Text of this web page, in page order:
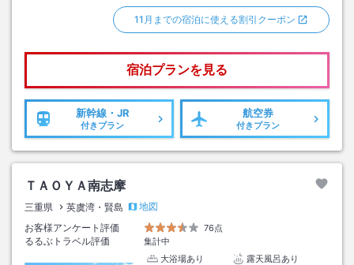
11月までの宿泊に使える割引クーポン
宿泊プランを見る
新幹線・JR
付きプラン
航空券
付きプラン
ＴＡＯＹＡ南志摩
三重県 英虞湾・賢島
地図
お客様アンケート評価
76点
るるぶトラベル評価
集計中
大浴場あり
露天風呂あり